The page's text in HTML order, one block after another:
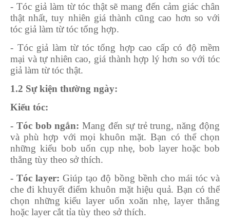
- Tóc giả làm từ tóc thật sẽ mang đến cảm giác chân
thật nhất, tuy nhiên giá thành cũng cao hơn so với
tóc giả làm từ tóc tổng hợp.
- Tóc giả làm từ tóc tổng hợp cao cấp có độ mềm
mại và tự nhiên cao, giá thành hợp lý hơn so với tóc
giả làm từ tóc thật.
1.2 Sự kiện thường ngày:
Kiểu tóc:
- Tóc bob ngắn: Mang đến sự trẻ trung, năng động
và phù hợp với mọi khuôn mặt. Bạn có thể chọn
những kiểu bob uốn cụp nhẹ, bob layer hoặc bob
thẳng tùy theo sở thích.
- Tóc layer: Giúp tạo độ bồng bềnh cho mái tóc và
che đi khuyết điểm khuôn mặt hiệu quả. Bạn có thể
chọn những kiểu layer uốn xoăn nhẹ, layer thẳng
hoặc layer cắt tỉa tùy theo sở thích.